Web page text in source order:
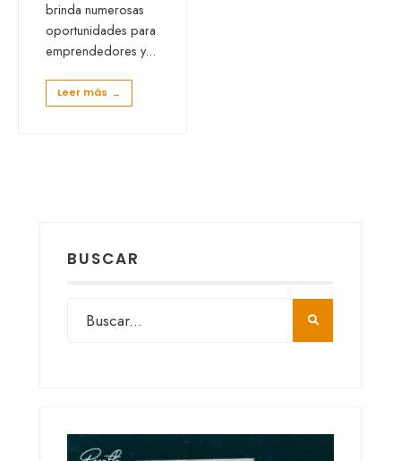
brinda numerosas
oportunidades para
emprendedores y...
Leer más →
BUSCAR